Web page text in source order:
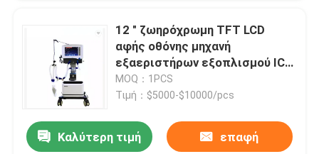
Σπίτι
12 " ζωηρόχρωμη TFT LCD
αφής οθόνης μηχανή
εξαεριστήρων εξοπλισμού ICU
νοσοκομείων χειρουργική
MOQ：1PCS
Τιμή：$5000-$10000/pcs
Καλύτερη τιμή επαφή